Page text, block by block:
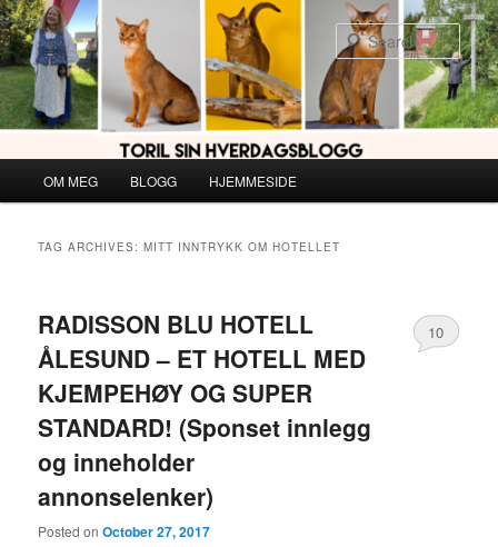
Skip
to
primary
content
Skip
to
secondary
content
OM MEG BLOGG HJEMMESIDE
TAG ARCHIVES:MITT INNTRYKK OM HOTELLET
RADISSON BLU HOTELL
ÅLESUND – ET HOTELL MED
KJEMPEHØY OG SUPER
STANDARD! (Sponset innlegg
og inneholder
annonselenker)
Posted onOctober 27, 2017
10